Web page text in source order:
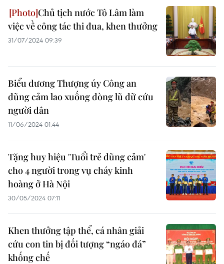
Chủ tịch nước Tô Lâm làm
việc về công tác thi đua, khen thưởng
31/07/2024 09:39
Biểu dương Thượng úy Công an
dũng cảm lao xuống dòng lũ dữ cứu
người dân
11/06/2024 01:44
Tặng huy hiệu 'Tuổi trẻ dũng cảm'
cho 4 người trong vụ cháy kinh
hoàng ở Hà Nội
30/05/2024 07:11
Khen thưởng tập thể, cá nhân giải
cứu con tin bị đối tượng “ngáo đá”
khống chế